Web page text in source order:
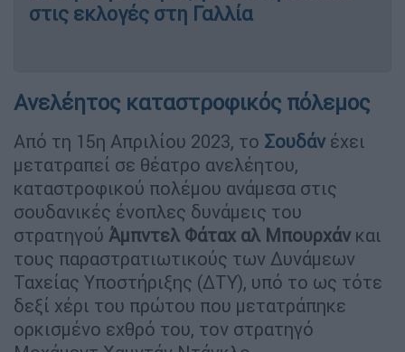
στις εκλογές στη Γαλλία
Ανελέητος καταστροφικός πόλεμος
Από τη 15η Απριλίου 2023, το Σουδάν έχει
μετατραπεί σε θέατρο ανελέητου,
καταστροφικού πολέμου ανάμεσα στις
σουδανικές ένοπλες δυνάμεις του
στρατηγού Άμπντελ Φάταχ αλ Μπουρχάν και
τους παραστρατιωτικούς των Δυνάμεων
Ταχείας Υποστήριξης (ΔΤΥ), υπό το ως τότε
δεξί χέρι του πρώτου που μετατράπηκε
ορκισμένο εχθρό του, τον στρατηγό